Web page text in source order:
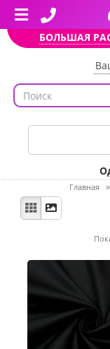
БОЛЬШАЯ
Главная »